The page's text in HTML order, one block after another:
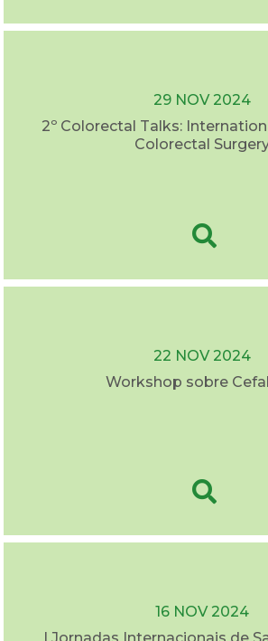
29 NOV 2024
2º Colorectal Talks:
Colorectal
22 NOV 2024
Workshop sobre
16 NOV 2024